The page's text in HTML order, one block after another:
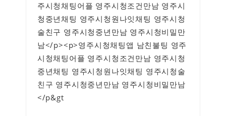
주시청채팅어플 영주시청조건만남 영주시
청중년채팅 영주시청원나잇채팅 영주시청
술친구 영주시청중년만남 영주시청비밀만
남</p><p>영주시청채팅앱 남친불팅 영주
시청채팅어플 영주시청조건만남 영주시청
중년채팅 영주시청원나잇채팅 영주시청술
친구 영주시청중년만남 영주시청비밀만남
</p&gt